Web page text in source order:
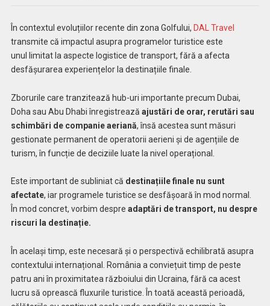
În contextul evoluțiilor recente din zona Golfului, DAL Travel
transmite că impactul asupra programelor turistice este
unul limitat la aspecte logistice de transport, fără a afecta
desfășurarea experiențelor la destinațiile finale.
Zborurile care tranzitează hub-uri importante precum Dubai,
Doha sau Abu Dhabi înregistrează ajustări de orar, rerutări sau
schimbări de companie aeriană, însă acestea sunt măsuri
gestionate permanent de operatorii aerieni și de agențiile de
turism, în funcție de deciziile luate la nivel operațional.
Este important de subliniat că destinațiile finale nu sunt
afectate, iar programele turistice se desfășoară în mod normal.
În mod concret, vorbim despre adaptări de transport, nu despre
riscuri la destinație.
În același timp, este necesară și o perspectivă echilibrată asupra
contextului internațional. România a conviețuit timp de peste
patru ani în proximitatea războiului din Ucraina, fără ca acest
lucru să oprească fluxurile turistice. În toată această perioadă,